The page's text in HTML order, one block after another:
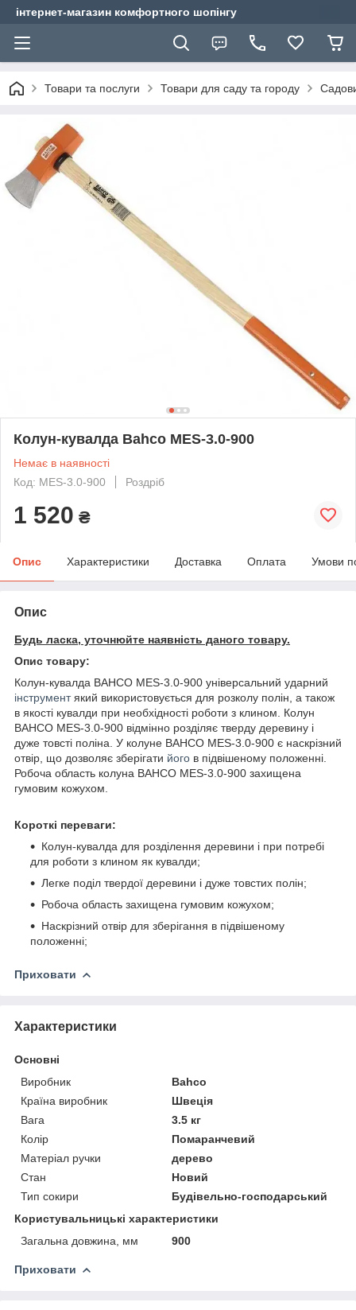
інтернет-магазин комфортного шопінгу
Товари та послуги Товари для саду та городу
Колун-кувалда Bahco MES-3.0-900
Немає в наявності
Код: MES-3.0-900
Роздріб
1 520 ₴
Опис Характеристики Доставка Оплата Умови
Опис
Будь ласка, уточнюйте наявність даного товару.
Опис товару:
Колун-кувалда BAHCO MES-3.0-900 універсальний ударний
інструментякий використовується для розколу полін, а також
в якості кувалди при необхідності роботи з клином. Колун
BAHCO MES-3.0-900 відмінно розділяє тверду деревину і
дуже товсті поліна. У колуне BAHCO MES-3.0-900 є наскрізний
отвір, що дозволяє зберігати його в підвішеному положенні.
Робоча область колуна BAHCO MES-3.0-900 захищена
гумовим кожухом.
Короткі переваги:
Колун-кувалда для розділення деревини і при потребі
для роботи з клином як кувалди;
Легке поділ твердої деревини і дуже товстих полін;
Робоча область захищена гумовим кожухом;
Наскрізний отвір для зберігання в підвішеному
положенні;
Приховати
Характеристики
Основні
Виробник
Bahco
Країна виробник
Швеція
Вага
3.5 кг
Колір
Помаранчевий
Матеріал ручки
дерево
Стан
Новий
Тип сокири
Будівельно-господарський
Користувальницькі характеристики
Загальна довжина, мм
900
Приховати